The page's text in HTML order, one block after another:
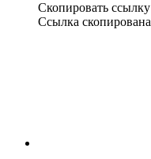
Скопировать ссылку
Ссылка скопирована